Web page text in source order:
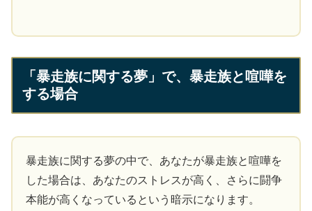
「暴走族に関する夢」で、暴走族と喧嘩を
する場合
暴走族に関する夢の中で、あなたが暴走族と喧嘩を
した場合は、あなたのストレスが高く、さらに闘争
本能が高くなっているという暗示になります。